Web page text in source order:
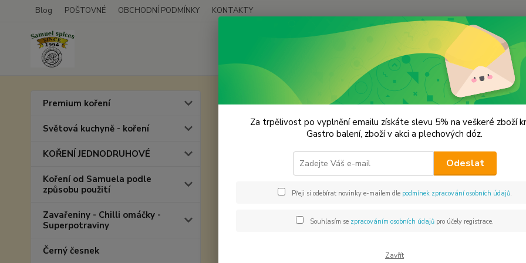
Blog POŠTOVNÉ OBCHODNÍ PODMÍNKY KONTAKTY
Premium koření
Světová kuchyně - koření
KOŘENÍ JEDNODRUHOVÉ
Koření od Samuela podle
způsobu použití
Zavařeniny - Chilli omáčky -
Superpotraviny
Černý česnek
Pepř bílý celý
Pepř bílý celý
Indii
Za trpělivost po vyplnění emailu získáte slevu 5% na veškeré zboží
Gastro balení, zboží v akci a plechových dóz.
Odeslat
Přeji si odebírat novinky e-mailem dle podmínek zpracování osobních údajů.
Souhlasím se zpracováním osobních údajůpro účely registrace.
Zavřít